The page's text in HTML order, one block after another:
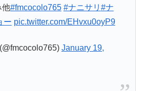
他#fmcocolo765 #ナニサリ #ナ
ー pic.twitter.com/EHvxu0oyP9
January 19,